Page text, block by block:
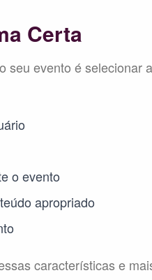
Certa
seu evento é selecionar
o evento
apropriado
características e